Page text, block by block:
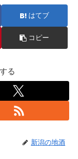
はてブ
コピー
る
新潟の地酒